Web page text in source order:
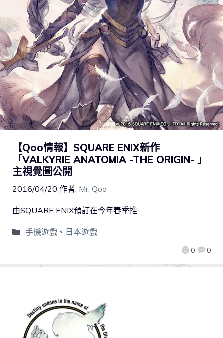
【Qoo情報】SQUARE ENIX新作
「VALKYRIE ANATOMIA -THE ORIGIN- 」
主視覺圖公開
2016/04/20 作者: Mr. Qoo
0 0
由SQUARE ENIX預訂在今年春季推
手機遊戲、 日本遊戲